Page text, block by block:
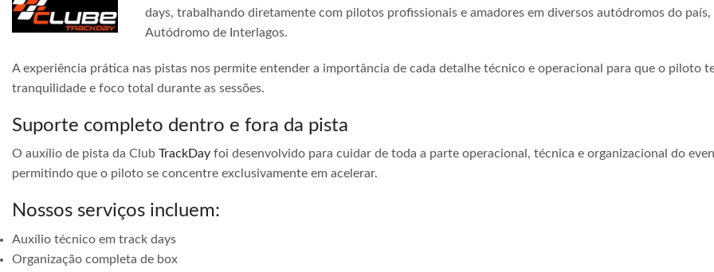
days, trabalhando diretamente com pilotos profissionais e amadores em diversos autódromos do
Autódromo de Interlagos.
A experiência prática nas pistas nos permite entender a importância de cada detalhe técnico e operacional para que o piloto
tranquilidade e foco total durante as sessões.
Suporte completo dentro e fora da pista
O auxílio de pista da Club TrackDay foi desenvolvido para cuidar de toda a parte operacional, técnica e organizacional do
permitindo que o piloto se concentre exclusivamente em acelerar.
Nossos serviços incluem:
Auxílio técnico em track days
Organização completa de box